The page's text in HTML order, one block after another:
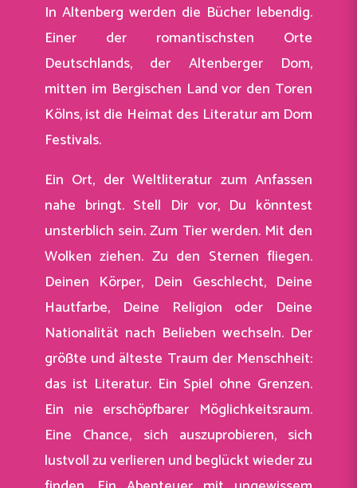
In Altenberg werden die Bücher lebendig.
Einer der romantischsten Orte
Deutschlands, der Altenberger Dom,
mitten im Bergischen Land vor den Toren
Kölns, ist die Heimat des Literatur am Dom
Festivals.
Ein Ort, der Weltliteratur zum Anfassen
nahe bringt. Stell Dir vor, Du könntest
unsterblich sein. Zum Tier werden. Mit den
Wolken ziehen. Zu den Sternen fliegen.
Deinen Körper, Dein Geschlecht, Deine
Hautfarbe, Deine Religion oder Deine
Nationalität nach Belieben wechseln. Der
größte und älteste Traum der Menschheit:
das ist Literatur. Ein Spiel ohne Grenzen.
Ein nie erschöpfbarer Möglichkeitsraum.
Eine Chance, sich auszuprobieren, sich
lustvoll zu verlieren und beglückt wieder zu